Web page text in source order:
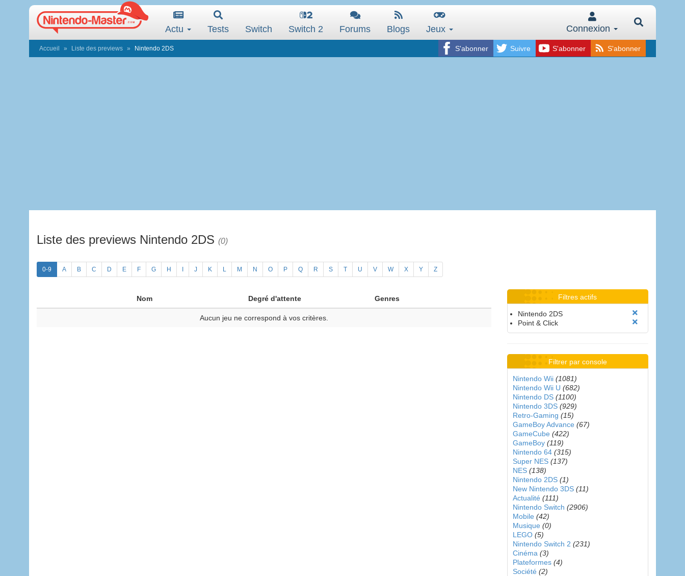
Actu Tests Switch Switch 2 Forums Blogs Jeux Connexion
S'abonner Suivre S'abonner S'abonner
Accueil Liste des previews Nintendo 2DS
Liste des previews Nintendo 2DS (0)
0-9 A B C D E F G H J K L M N O P Q R S T U V W X Y Z
Nom Degré d'attente Genres
Aucun jeu ne correspond à vos critères.
Filtres actifs
Nintendo 2DS
Point & Click
Filtrer par console
Nintendo Wii (1081)
Nintendo Wii U (682)
Nintendo DS (1100)
Nintendo 3DS (929)
Retro-Gaming (15)
GameBoy Advance (67)
GameCube (422)
GameBoy (119)
Nintendo 64 (315)
Super NES (137)
NES (138)
Nintendo 2DS (1)
New Nintendo 3DS (11)
Actualité (111)
Nintendo Switch (2906)
Mobile (42)
Musique (0)
LEGO (5)
Nintendo Switch 2 (231)
Cinéma (3)
Plateformes (4)
Société (2)